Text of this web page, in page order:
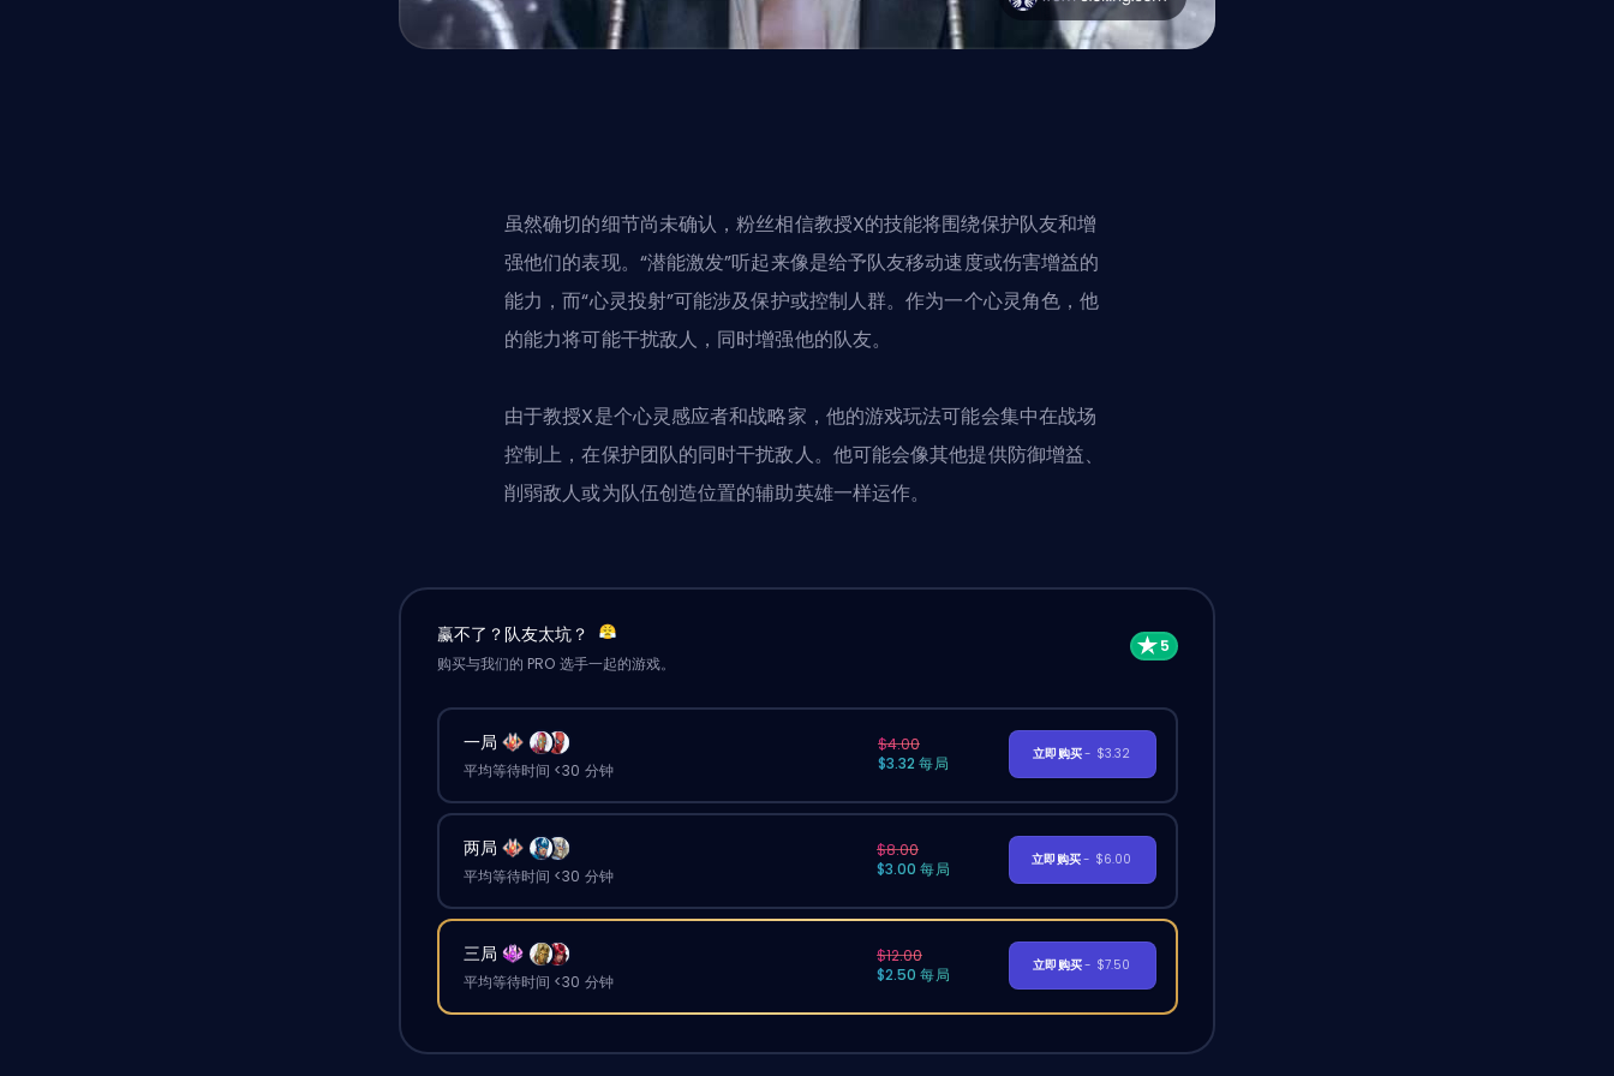
虽然确切的细节尚未确认，粉丝相信教授X的技能将围绕保护队友和增
强他们的表现。“潜能激发”听起来像是给予队友移动速度或伤害增益的
能力，而“心灵投射”可能涉及保护或控制人群。作为一个心灵角色，他
的能力将可能干扰敌人，同时增强他的队友。
由于教授X是个心灵感应者和战略家，他的游戏玩法可能会集中在战场
控制上，在保护团队的同时干扰敌人。他可能会像其他提供防御增益、
削弱敌人或为队伍创造位置的辅助英雄一样运作。
赢不了？队友太坑？
购买与我们的 PRO 选手一起的游戏。
一局
平均等待时间 <30 分钟
$4.00
$3.32 每局
立即购买- $3.32
两局
平均等待时间 <30 分钟
$8.00
$3.00 每局
立即购买- $6.00
三局
平均等待时间 <30 分钟
$12.00
$2.50 每局
立即购买- $7.50